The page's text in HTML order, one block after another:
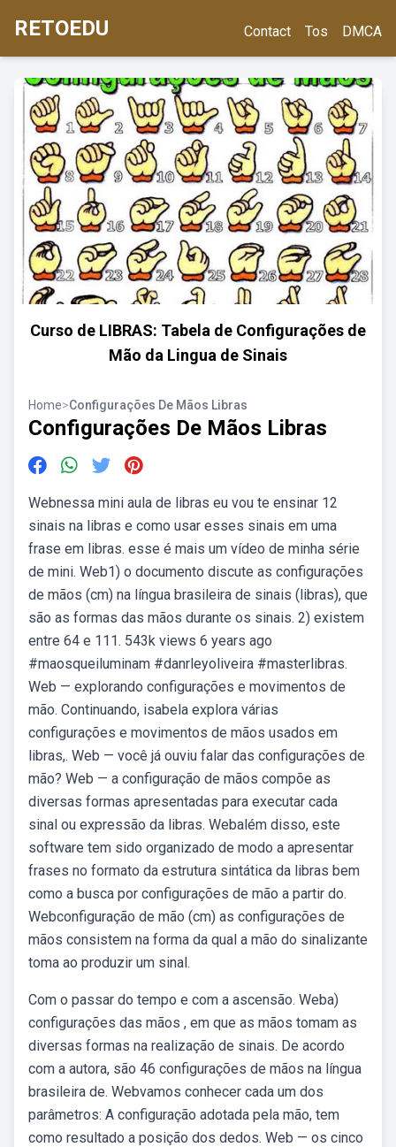
RETOEDU Contact Tos DMCA
Curso de LIBRAS: Tabela de Configurações de
Mão da Lingua de Sinais
Home>Configurações De Mãos Libras
Configurações De Mãos Libras
Webnessa mini aula de libras eu vou te ensinar 12
sinais na libras e como usar esses sinais em uma
frase em libras. esse é mais um vídeo de minha série
de mini. Web1) o documento discute as configurações
de mãos (cm) na língua brasileira de sinais (libras), que
são as formas das mãos durante os sinais. 2) existem
entre 64 e 111. 543k views 6 years ago
#maosqueiluminam #danrleyoliveira #masterlibras.
Web — explorando configurações e movimentos de
mão. Continuando, isabela explora várias
configurações e movimentos de mãos usados em
libras,. Web — você já ouviu falar das configurações de
mão? Web — a configuração de mãos compõe as
diversas formas apresentadas para executar cada
sinal ou expressão da libras. Webalém disso, este
software tem sido organizado de modo a apresentar
frases no formato da estrutura sintática da libras bem
como a busca por configurações de mão a partir do.
Webconfiguração de mão (cm) as configurações de
mãos consistem na forma da qual a mão do sinalizante
toma ao produzir um sinal.
Com o passar do tempo e com a ascensão. Weba)
configurações das mãos , em que as mãos tomam as
diversas formas na realização de sinais. De acordo
com a autora, são 46 configurações de mãos na língua
brasileira de. Webvamos conhecer cada um dos
parâmetros: A configuração adotada pela mão, tem
como resultado a posição dos dedos. Web — os cinco